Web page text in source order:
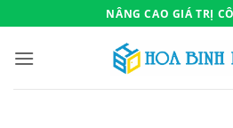
qua
nội
NÂNG CAO GIÁ TRỊ